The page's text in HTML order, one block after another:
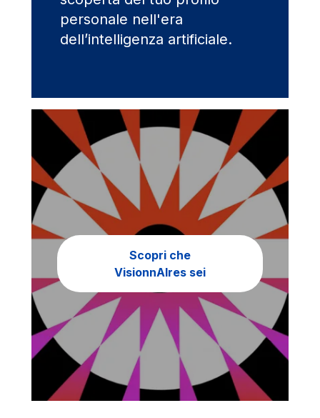
personale nell'era
dell’intelligenza artificiale.
Scopri che
VisionnAIres sei